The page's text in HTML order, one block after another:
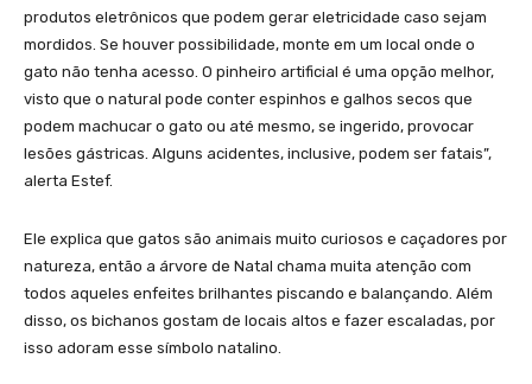
produtos eletrônicos que podem gerar eletricidade caso sejam
mordidos. Se houver possibilidade, monte em um local onde o
gato não tenha acesso. O pinheiro artificial é uma opção melhor,
visto que o natural pode conter espinhos e galhos secos que
podem machucar o gato ou até mesmo, se ingerido, provocar
lesões gástricas. Alguns acidentes, inclusive, podem ser fatais”,
alerta Estef.
Ele explica que gatos são animais muito curiosos e caçadores por
natureza, então a árvore de Natal chama muita atenção com
todos aqueles enfeites brilhantes piscando e balançando. Além
disso, os bichanos gostam de locais altos e fazer escaladas, por
isso adoram esse símbolo natalino.